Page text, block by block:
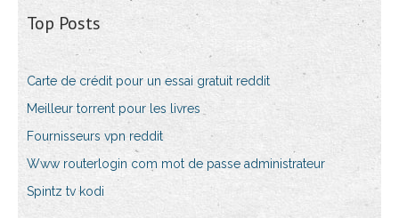
Top Posts
Carte de crédit pour un essai gratuit reddit
Meilleur torrent pour les livres
Fournisseurs vpn reddit
Www routerlogin com mot de passe administrateur
Spintz tv kodi